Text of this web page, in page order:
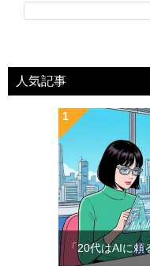
人気記事
「20代はAIに